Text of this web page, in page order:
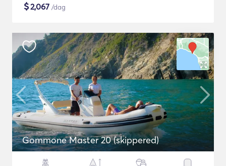
$2,067 /dag
Gommone Master 20 (skippered)